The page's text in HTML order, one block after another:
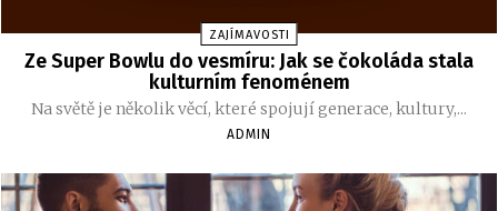
ZAJÍMAVOSTI
Ze Super Bowlu do vesmíru: Jak se čokoláda stala
kulturním fenoménem
Na světě je několik věcí, které spojují generace, kultury,...
ADMIN